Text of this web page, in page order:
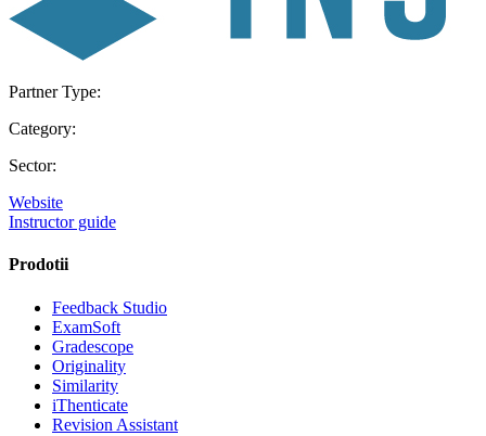
Partner Type:
Category:
Sector:
Website
Instructor guide
Prodotii
Feedback Studio
ExamSoft
Gradescope
Originality
Similarity
iThenticate
Revision Assistant